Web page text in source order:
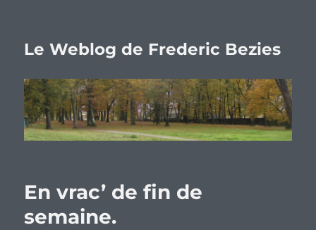
Le Weblog de Frederic Bezies
En vrac’ de fin de
semaine.